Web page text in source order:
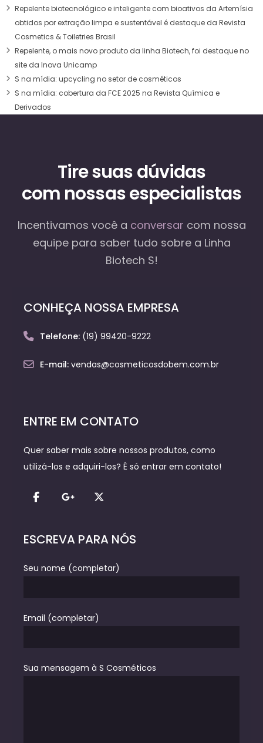
Repelente biotecnológico e inteligente com bioativos da Artemísia
obtidos por extração limpa e sustentável é destaque da Revista
Cosmetics & Toiletries Brasil
Repelente, o mais novo produto da linha Biotech, foi destaque no
site da Inova Unicamp
S na mídia: upcycling no setor de cosméticos
S na mídia: cobertura da FCE 2025 na Revista Química e
Derivados
Tire suas dúvidas
com nossas especialistas
Incentivamos você a conversar com nossa
equipepara saber tudo sobre a Linha
Biotech S!
CONHEÇA NOSSA EMPRESA
Telefone: (19) 99420-9222
E-mail: vendas@cosmeticosdobem.com.br
ENTRE EM CONTATO
Quer saber mais sobre nossos produtos, como
utilizá-los e adquiri-los? É só entrar em contato!
ESCREVA PARA NÓS
Seu nome (completar)
Email (completar)
Sua mensagem à S Cosméticos